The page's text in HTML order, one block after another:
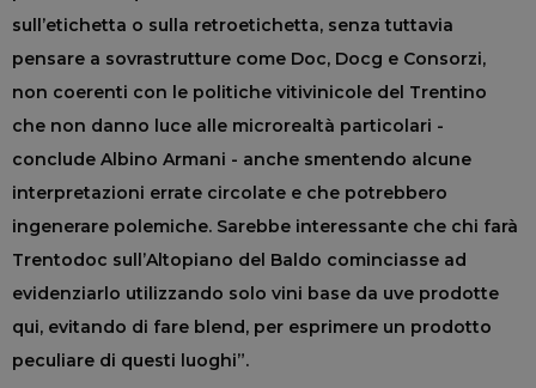
sull’etichetta o sulla retroetichetta, senza tuttavia
pensare a sovrastrutture come Doc, Docg e Consorzi,
non coerenti con le politiche vitivinicole del Trentino
che non danno luce alle microrealtà particolari -
conclude Albino Armani - anche smentendo alcune
interpretazioni errate circolate e che potrebbero
ingenerare polemiche. Sarebbe interessante che chi farà
Trentodoc sull’Altopiano del Baldo cominciasse ad
evidenziarlo utilizzando solo vini base da uve prodotte
qui, evitando di fare blend, per esprimere un prodotto
peculiare di questi luoghi”.